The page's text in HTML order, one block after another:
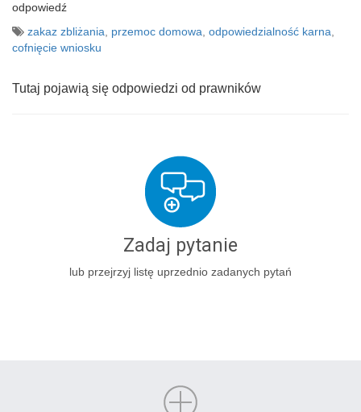
odpowiedź
zakaz zbliżania
przemoc domowa odpowiedzialność karna
cofnięcie wniosku
Tutaj pojawią się odpowiedzi od prawników
Zadaj pytanie
lub przejrzyj listę uprzednio zadanych pytań